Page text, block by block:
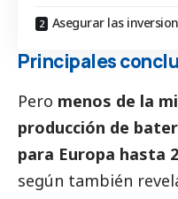
Asegurar las
Principales
Pero menos de la
producción de
para Europa hasta
según también